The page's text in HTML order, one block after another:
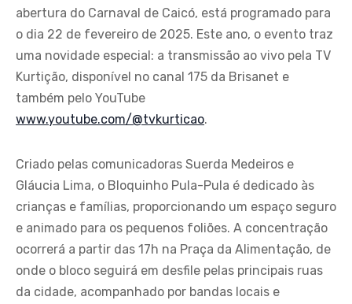
abertura do Carnaval de Caicó, está programado para
o dia 22 de fevereiro de 2025. Este ano, o evento traz
uma novidade especial: a transmissão ao vivo pela TV
Kurtição, disponível no canal 175 da Brisanet e
também pelo YouTube
www.youtube.com/@tvkurticao.
Criado pelas comunicadoras Suerda Medeiros e
Gláucia Lima, o Bloquinho Pula-Pula é dedicado às
crianças e famílias, proporcionando um espaço seguro
e animado para os pequenos foliões. A concentração
ocorrerá a partir das 17h na Praça da Alimentação, de
onde o bloco seguirá em desfile pelas principais ruas
da cidade, acompanhado por bandas locais e